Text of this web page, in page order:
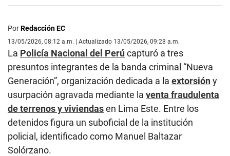
PorRedacción EC
13/05/2026, 08:12 a.m. | Actualizado 13/05/2026, 09:28 a.m.
La Policía Nacional del Perúcapturó a tres
presuntos integrantes de la banda criminal “Nueva
Generación”, organización dedicada a la extorsióny
usurpación agravada mediante la venta fraudulenta
de terrenos y viviendasen Lima Este. Entre los
detenidos figura un suboficial de la institución
policial, identificado como Manuel Baltazar
Solórzano.